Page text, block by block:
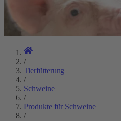
/
Tierfütterung
/
Schweine
/
Produkte für Schweine
/